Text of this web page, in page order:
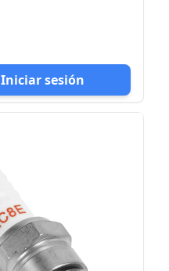
Iniciar sesión